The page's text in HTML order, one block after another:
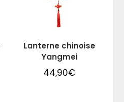
Lanterne chinoise
Yangmei
44,90€